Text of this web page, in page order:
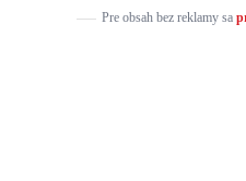
Pre obsah bez reklamy sa